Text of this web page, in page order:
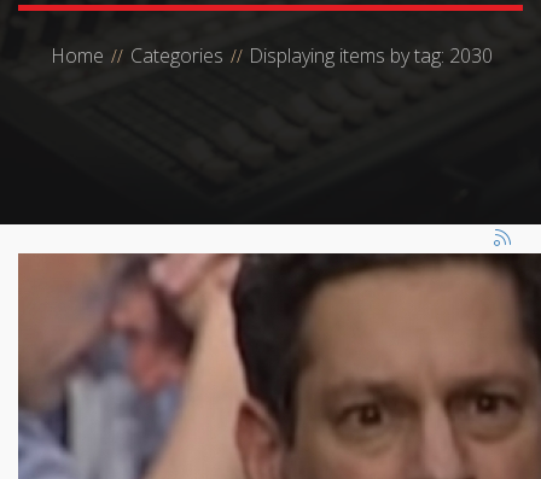
Home Categories Displaying items by tag: 2030